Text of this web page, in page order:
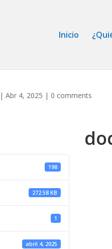
Inicio
|Abr 4, 2025 | 0 comments
198
272.58 KB
1
abril 4, 2025